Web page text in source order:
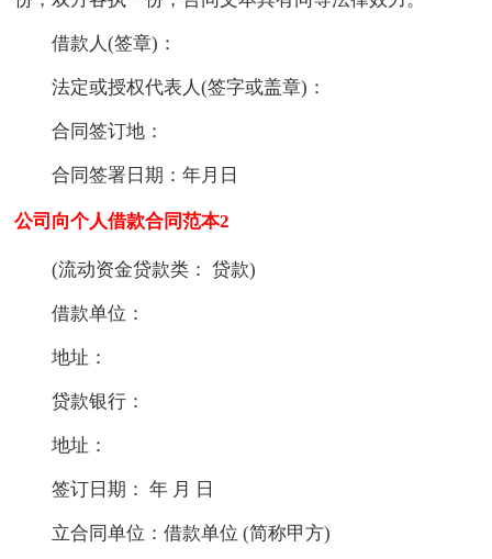
借款人(签章)：
法定或授权代表人(签字或盖章)：
合同签订地：
合同签署日期：年月日
公司向个人借款合同范本2
(流动资金贷款类： 贷款)
借款单位：
地址：
贷款银行：
地址：
签订日期： 年 月 日
立合同单位：借款单位 (简称甲方)